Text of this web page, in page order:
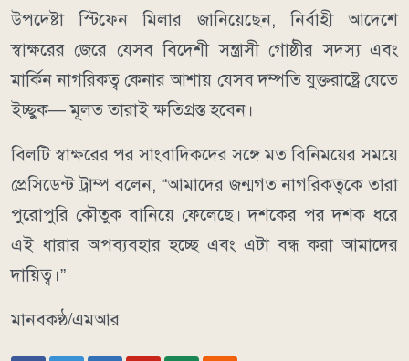
উপদেষ্টা স্টিফেন মিলার জানিয়েছেন, নির্বাহী আদেশে
স্বাক্ষরের জেরে যেসব বিদেশী সন্ত্রাসী গোষ্ঠীর সদস্য এবং
মার্কিন নাগরিকত্ব কেনার আশায় যেসব দম্পতি যুক্তরাষ্ট্রে যেতে
ইচ্ছুক— মূলত তারাই ক্ষতিগ্রস্ত হবেন।
বিলটি স্বাক্ষরের পর সাংবাদিকদের সঙ্গে মত বিনিময়ের সময়ে
প্রেসিডেন্ট ট্রাম্প বলেন, “আমাদের জন্মগত নাগরিকত্বকে তারা
পুরোপুরি কৌতুক বানিয়ে ফেলেছে। দশকের পর দশক ধরে
এই ধারার অপব্যবহার হচ্ছে এবং এটা বন্ধ করা আমাদের
দায়িত্ব।”
মানবকণ্ঠ/এমআর